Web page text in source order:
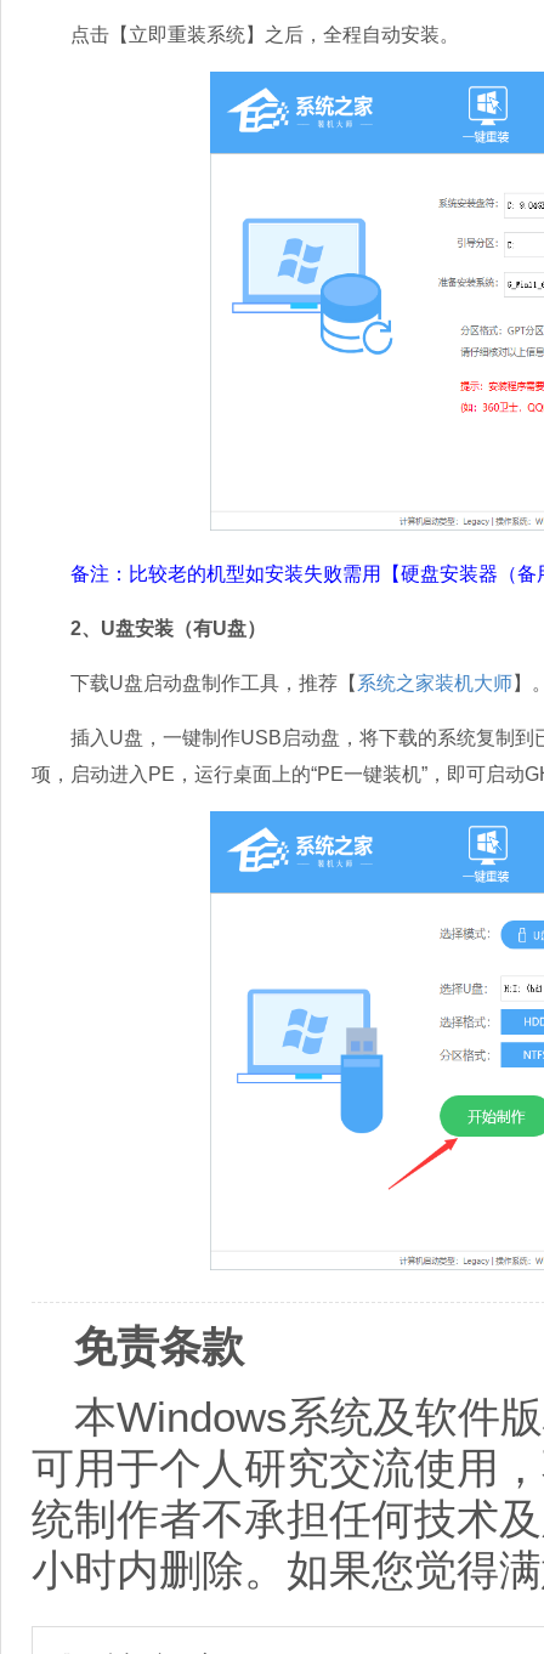
点击【立即重装系统】之后，全程自动安装。
备注：比较老的机型如安装失败需用【硬盘安装器（备
2、U盘安装（有U盘）
下载U盘启动盘制作工具，推荐【 系统之家装机大师】
插入U盘，一键制作USB启动盘，将下载的系统复制到
项，启动进入PE，运行桌面上的“PE一键装机”，即可启动
免责条款
本Windows系统及软件
可用于个人研究交流使用
统制作者不承担任何技术
小时内删除。如果您觉得